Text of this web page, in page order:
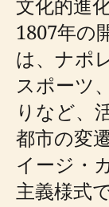
1807年の
は、ナポ
スポーツ
りなど、
都市の変
イージ・
主義様式